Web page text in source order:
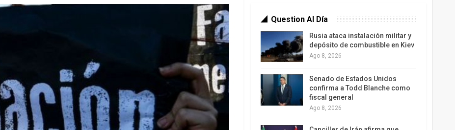
Question Al Día
Rusia ataca instalación militar y
depósito de combustible en Kiev
Ago 8, 2026
Senado de Estados Unidos
confirma a Todd Blanche como
fiscal general
Ago 8, 2026